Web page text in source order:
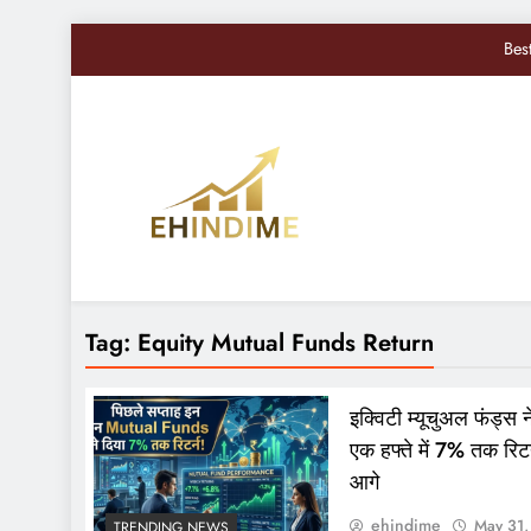
Sandisk Shares में
Nifty, Sensex
सोमवार से
Smarter Investments, Brighter Future: Your
Tag: Equity Mutual Funds Return
इक्विटी म्यूचुअल फंड्स
एक हफ्ते में 7% तक
आगे
ehindime May